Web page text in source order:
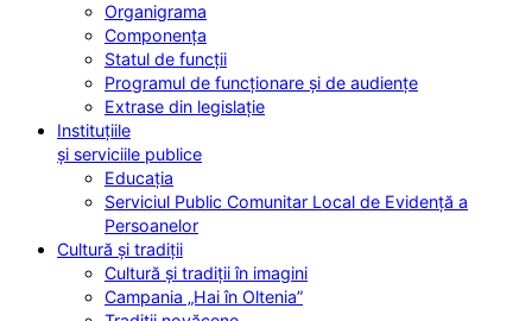
Organigrama
Componența
Statul de funcții
Programul de funcționare și de audiențe
Extrase din legislație
Instituțiile
și serviciile publice
Educația
Serviciul Public Comunitar Local de Evidență a
Persoanelor
Cultură și tradiții
Cultură și tradiții în imagini
Campania „Hai în Oltenia”